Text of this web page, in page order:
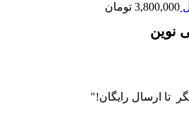
3,800,000 تومان
نوین
تا ارسال رایگان!"